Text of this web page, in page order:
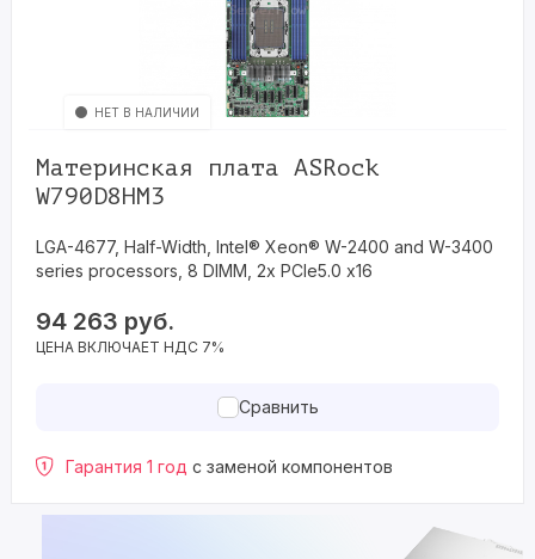
НЕТ В НАЛИЧИИ
Материнская плата ASRock
W790D8HM3
LGA-4677, Half-Width, Intel® Xeon® W-2400 and W-3400
series processors, 8 DIMM, 2x PCIe5.0 x16
94 263 руб.
ЦЕНА ВКЛЮЧАЕТ НДС 7%
Сравнить
Гарантия 1 год с заменой компонентов